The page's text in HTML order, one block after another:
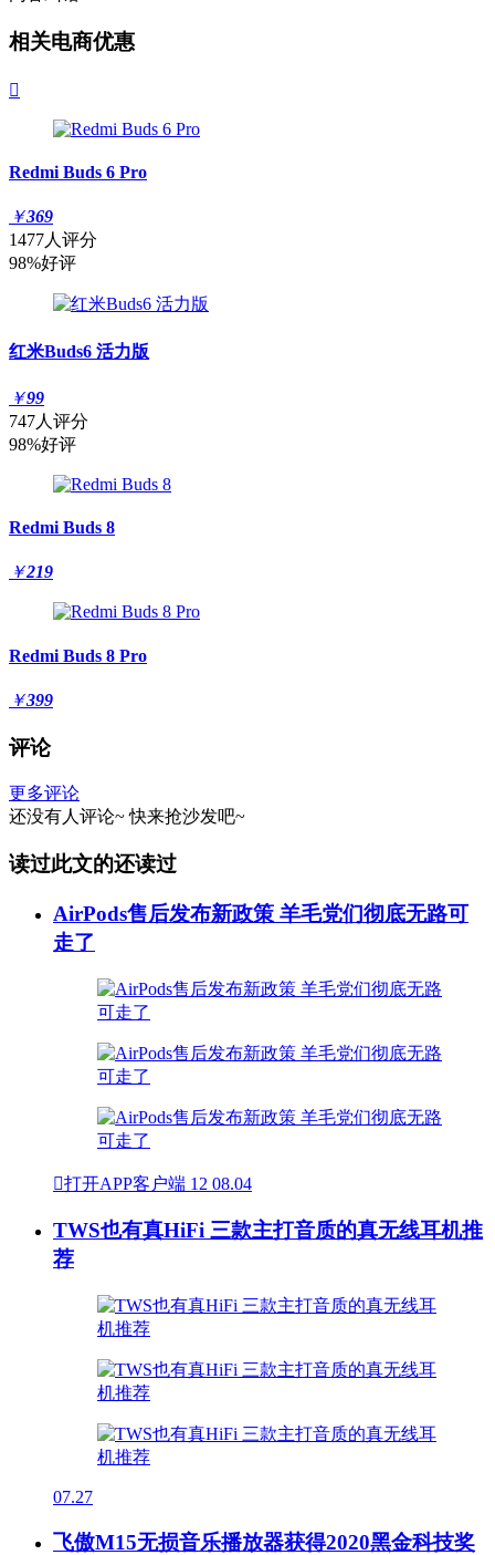
相关电商优惠

Redmi Buds 6 Pro
￥369
1477人评分
98%好评
红米Buds6 活力版
￥99
747人评分
98%好评
Redmi Buds 8
￥219
Redmi Buds 8 Pro
￥399
评论
更多评论
还没有人评论~ 快来抢沙发吧~
读过此文的还读过
AirPods售后发布新政策 羊毛党们彻底无路可
走了
打开APP客户端 12 08.04
TWS也有真HiFi 三款主打音质的真无线耳机推
荐
07.27
飞傲M15无损音乐播放器获得2020黑金科技奖